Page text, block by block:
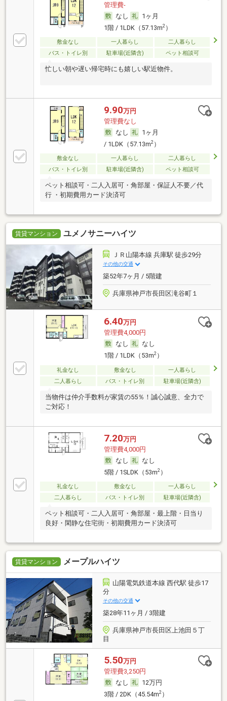
管理費-
なし
1ヶ月
1階 / 1LDK（57.13m2）
敷金なし 一人暮らし
二人暮らし
バス・トイレ別
駐車場(近隣含) ペット相談可
忙しい朝や遅い帰宅時にも嬉しい駅近物件。
9.90万円
管理費なし
なし
1ヶ月
/ 1LDK（57.13m2）
敷金なし 一人暮らし
二人暮らし
バス・トイレ別
駐車場(近隣含) ペット相談可
ペット相談可・二人入居可・角部屋・保証人不要／代
行 ・初期費用カード決済可
賃貸マンション ユメノサニーハイツ
ＪＲ山陽本線 兵庫駅 徒歩29分
その他の交通
築52年7ヶ月 / 5階建
兵庫県神戸市長田区滝谷町１
6.40万円
管理費4,000円
なし
なし
1階 / 1LDK（53m2）
礼金なし 敷金なし
一人暮らし
二人暮らし
バス・トイレ別 駐車場(近隣含)
当物件は仲介手数料が家賃の55％！誠心誠意、全力で
ご対応！
7.20万円
管理費4,000円
なし
なし
5階 / 1SLDK（53m2）
礼金なし 敷金なし
一人暮らし
二人暮らし
バス・トイレ別 駐車場(近隣含)
ペット相談可・二人入居可・角部屋・最上階・日当り
良好・閑静な住宅街・初期費用カード決済可
賃貸マンション メープルハイツ
山陽電気鉄道本線 西代駅 徒歩17
分
その他の交通
築28年11ヶ月 / 3階建
兵庫県神戸市長田区上池田５丁
目
5.50万円
管理費3,250円
なし
12万円
3階 / 2DK（45.54m2）